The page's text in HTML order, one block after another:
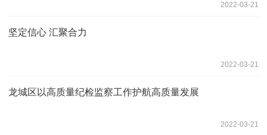
2022-03-21
坚定信心 汇聚合力
2022-03-21
龙城区以高质量纪检监察工作护航高质量发展
2022-03-21